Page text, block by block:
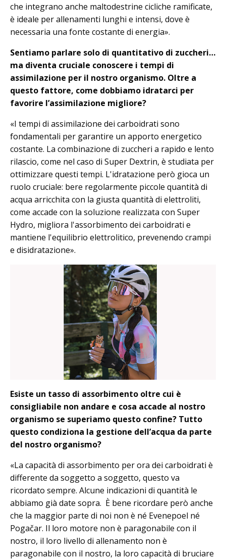
che integrano anche maltodestrine cicliche ramificate,
è ideale per allenamenti lunghi e intensi, dove è
necessaria una fonte costante di energia».
Sentiamo parlare solo di quantitativo di zuccheri…
ma diventa cruciale conoscere i tempi di
assimilazione per il nostro organismo. Oltre a
questo fattore, come dobbiamo idratarci per
favorire l’assimilazione migliore?
«I tempi di assimilazione dei carboidrati sono
fondamentali per garantire un apporto energetico
costante. La combinazione di zuccheri a rapido e lento
rilascio, come nel caso di Super Dextrin, è studiata per
ottimizzare questi tempi. L'idratazione però gioca un
ruolo cruciale: bere regolarmente piccole quantità di
acqua arricchita con la giusta quantità di elettroliti,
come accade con la soluzione realizzata con Super
Hydro, migliora l'assorbimento dei carboidrati e
mantiene l'equilibrio elettrolitico, prevenendo crampi
e disidratazione».
Esiste un tasso di assorbimento oltre cui è
consigliabile non andare e cosa accade al nostro
organismo se superiamo questo confine? Tutto
questo condiziona la gestione dell’acqua da parte
del nostro organismo?
«La capacità di assorbimento per ora dei carboidrati è
differente da soggetto a soggetto, questo va
ricordato sempre. Alcune indicazioni di quantità le
abbiamo già date sopra. È bene ricordare però anche
che la maggior parte di noi non è né Evenepoel né
Pogačar. Il loro motore non è paragonabile con il
nostro, il loro livello di allenamento non è
paragonabile con il nostro, la loro capacità di bruciare